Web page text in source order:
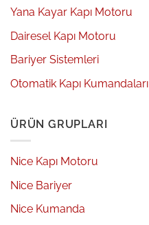
Yana Kayar Kapı Motoru
Dairesel Kapı Motoru
Bariyer Sistemleri
Otomatik Kapı Kumandaları
ÜRÜN GRUPLARI
Nice Kapı Motoru
Nice Bariyer
Nice Kumanda